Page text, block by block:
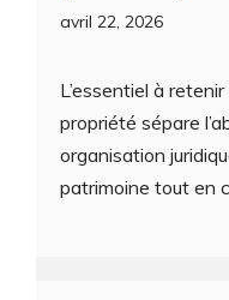
avril 22, 2026
L’essentiel à
propriété sépare
organisation
patrimoine tout en